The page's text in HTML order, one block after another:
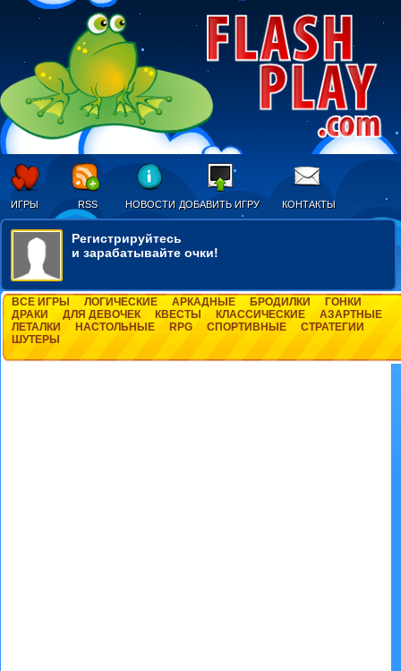
ИГРЫ RSS НОВОСТИ ДОБАВИТЬ ИГРУ КОНТАКТЫ
Регистрируйтесь
и зарабатывайте очки!
ВСЕ ИГРЫ ЛОГИЧЕСКИЕ АРКАДНЫЕ БРОДИЛКИ
ГОНКИ
ДРАКИ
ДЛЯ ДЕВОЧЕК КВЕСТЫ КЛАССИЧЕСКИЕ
АЗАРТНЫЕ
ЛЕТАЛКИ
НАСТОЛЬНЫЕ RPG СПОРТИВНЫЕ
СТРАТЕГИИ
ШУТЕРЫ